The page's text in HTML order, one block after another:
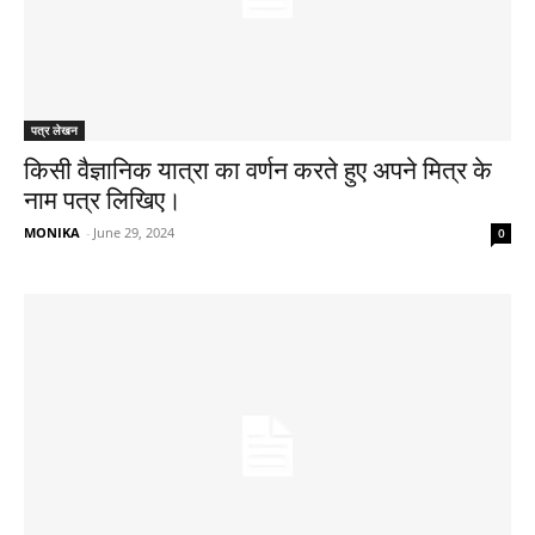
पत्र लेखन
किसी वैज्ञानिक यात्रा का वर्णन करते हुए अपने मित्र के
नाम पत्र लिखिए।
MONIKA - June 29, 2024 0